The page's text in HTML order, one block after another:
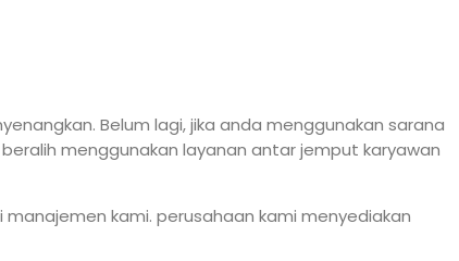
Belum lagi, jika anda menggunakan sarana
menggunakan layanan antar jemput karyawan
kami. perusahaan kami menyediakan